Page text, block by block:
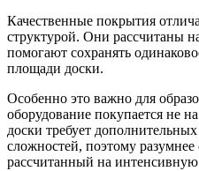
Качественные покрытия
структурой. Они рассчитаны
помогают сохранять
площади доски.
Особенно это важно для
оборудование покупается не
доски требует
сложностей, поэтому разумнее
рассчитанный на